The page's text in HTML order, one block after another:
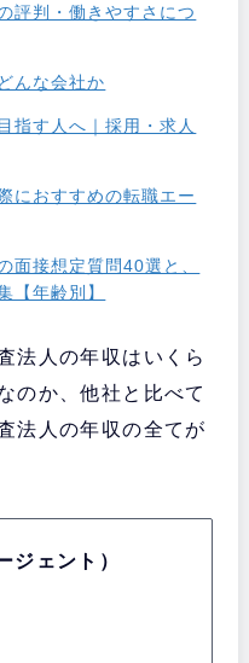
評判・働きやすさにつ
んな会社か
指す人へ｜採用・求人
におすすめの転職エー
面接想定質問40選と、
【年齢別】
法人の年収はいくら
のか、他社と比べて
法人の年収の全てが
ジェント）